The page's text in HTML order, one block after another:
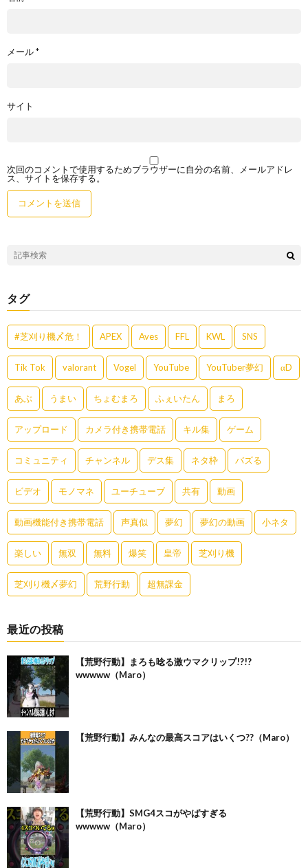
メール*
サイト
次回のコメントで使用するためブラウザーに自分の名前、メールアドレ
ス、サイトを保存する。
タグ
#芝刈り機〆危！ APEX Aves FFL KWL SNS
Tik Tok valorant Vogel YouTube YouTuber夢幻 αD
あぶ うまい ちょむまろ ふぇいたん まろ
アップロード カメラ付き携帯電話 キル集 ゲーム
コミュニティ チャンネル デス集 ネタ枠 バズる
ビデオ モノマネ ユーチューブ 共有 動画
動画機能付き携帯電話 声真似 夢幻 夢幻の動画 小ネタ
楽しい 無双 無料 爆笑 皇帝 芝刈り機
芝刈り機〆夢幻 荒野行動 超無課金
最近の投稿
【荒野行動】まろも唸る激ウマクリップ!?!?
wwwww（Maro）
【荒野行動】みんなの最高スコアはいくつ??（Maro）
【荒野行動】SMG4スコがやばすぎる
wwwww（Maro）